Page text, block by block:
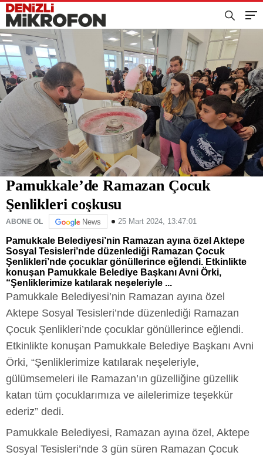
Pamukkale’de Ramazan Çocuk
Şenlikleri coşkusu
ABONE OL News 25 Mart 2024, 13:47:01
Pamukkale Belediyesi’nin Ramazan ayına özel Aktepe
Sosyal Tesisleri’nde düzenlediği Ramazan Çocuk
Şenlikleri’nde çocuklar gönüllerince eğlendi. Etkinlikte
konuşan Pamukkale Belediye Başkanı Avni Örki,
“Şenliklerimize katılarak neşeleriyle ...
Pamukkale Belediyesi’nin Ramazan ayına özel
Aktepe Sosyal Tesisleri’nde düzenlediği Ramazan
Çocuk Şenlikleri’nde çocuklar gönüllerince eğlendi.
Etkinlikte konuşan Pamukkale Belediye Başkanı Avni
Örki, “Şenliklerimize katılarak neşeleriyle,
gülümsemeleri ile Ramazan’ın güzelliğine güzellik
katan tüm çocuklarımıza ve ailelerimize teşekkür
ederiz” dedi.
Pamukkale Belediyesi, Ramazan ayına özel, Aktepe
Sosyal Tesisleri’nde 3 gün süren Ramazan Çocuk